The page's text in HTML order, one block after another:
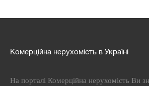
Комерційна нерухомість в Україні
На порталі Комерційна нерухомість Ви